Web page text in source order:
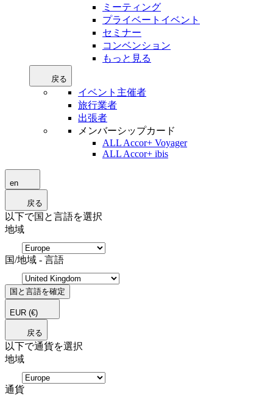
ミーティング
プライベートイベント
セミナー
コンベンション
もっと見る
戻る
イベント主催者
旅行業者
出張者
メンバーシップカード
ALL Accor+ Voyager
ALL Accor+ ibis
en
戻る
以下で国と言語を選択
地域
国/地域 - 言語
国と言語を確定
EUR (€)
戻る
以下で通貨を選択
地域
通貨